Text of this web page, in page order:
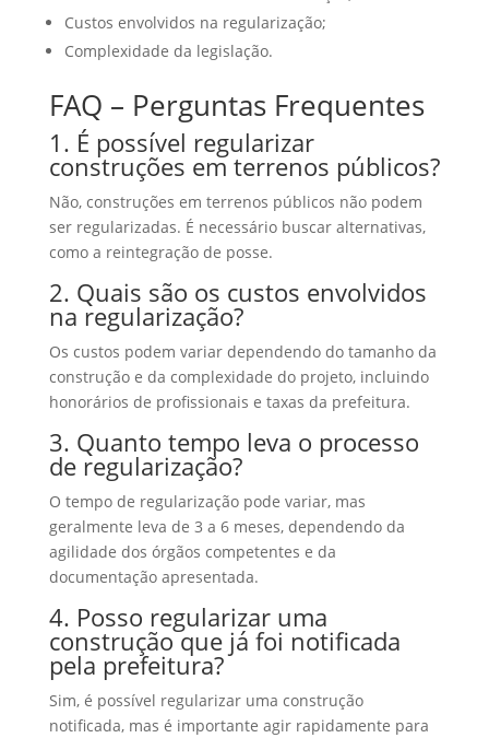
Custos envolvidos na regularização;
Complexidade da legislação.
FAQ – Perguntas Frequentes
1. É possível regularizar
construções em terrenos públicos?
Não, construções em terrenos públicos não podem
ser regularizadas. É necessário buscar alternativas,
como a reintegração de posse.
2. Quais são os custos envolvidos
na regularização?
Os custos podem variar dependendo do tamanho da
construção e da complexidade do projeto, incluindo
honorários de profissionais e taxas da prefeitura.
3. Quanto tempo leva o processo
de regularização?
O tempo de regularização pode variar, mas
geralmente leva de 3 a 6 meses, dependendo da
agilidade dos órgãos competentes e da
documentação apresentada.
4. Posso regularizar uma
construção que já foi notificada
pela prefeitura?
Sim, é possível regularizar uma construção
notificada, mas é importante agir rapidamente para